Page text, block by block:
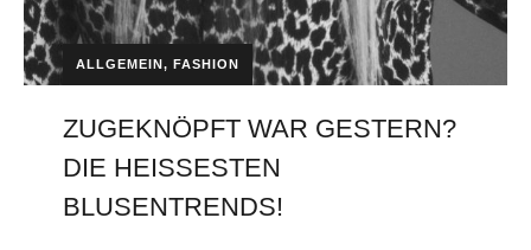
ALLGEMEIN , FASHION
ZUGEKNÖPFT WAR GESTERN?
DIE HEISSESTEN
BLUSENTRENDS!